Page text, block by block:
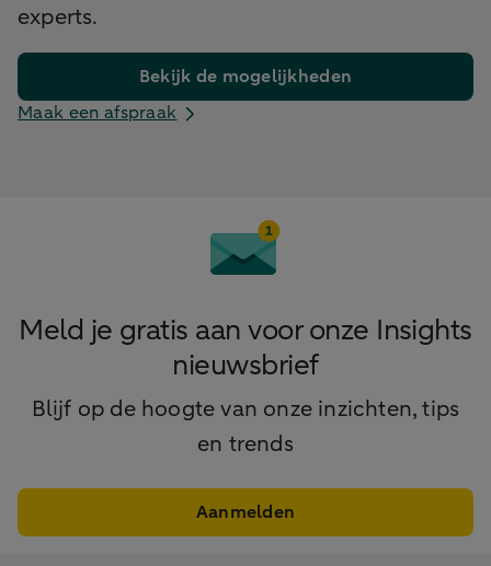
experts.
Bekijk de mogelijkheden
Maak een afspraak
Meld je gratis aan voor onze Insights
nieuwsbrief
Blijf op de hoogte van onze inzichten, tips
en trends
Aanmelden